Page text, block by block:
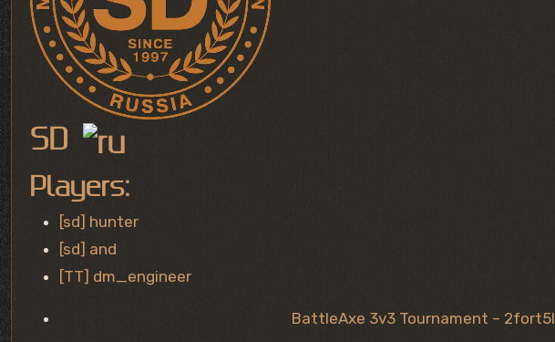
SD
Players:
[sd] hunter
[sd] and
[TT] dm_engineer
BattleAxe 3v3 Tournament – 2fort5l